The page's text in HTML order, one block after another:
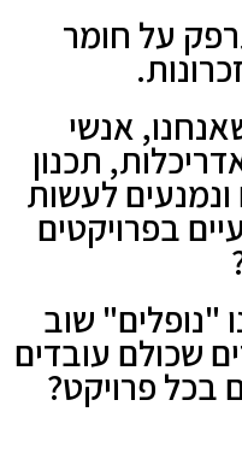
על חומר
אנשי
תכנון
ונמנעים לעשות
בפרויקטים
"נופלים" שוב
שכולם עובדים
בכל פרויקט?